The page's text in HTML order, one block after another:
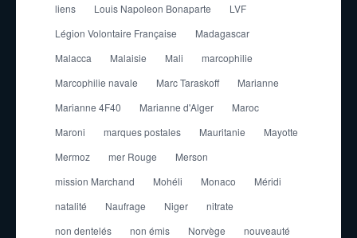
liens Louis Napoleon Bonaparte
LVF
Légion Volontaire Française
Madagascar
Malacca
Malaisie Mali
marcophilie
Marcophilie navale
Marc Taraskoff
Marianne
Marianne 4F40
Marianne d'Alger
Maroc
Maroni
marques postales Mauritanie
Mayotte
Mermoz
mer Rouge
Merson
mission Marchand
Mohéli Monaco
Méridi
natalité
Naufrage Niger
nitrate
non dentelés
non émis Norvège
nouveauté